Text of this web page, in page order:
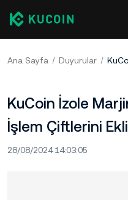
Ana Sayfa Duyurular
KuCoin İzole
İşlem Çiftlerini
28/08/2024 14:03:05